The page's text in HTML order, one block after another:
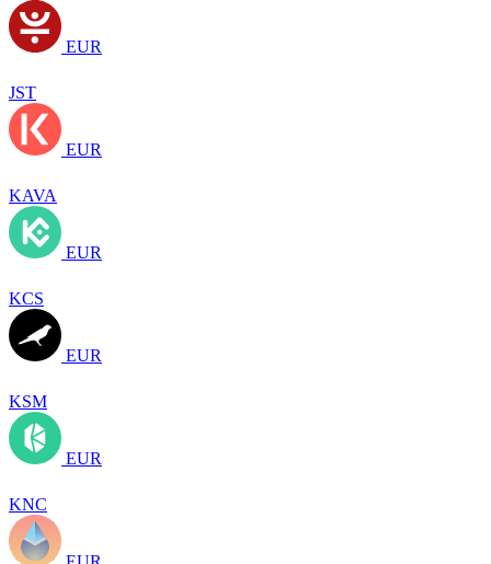
EUR
JST
EUR
KAVA
EUR
KCS
EUR
KSM
EUR
KNC